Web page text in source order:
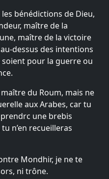
bénédictions de Dieu,
maître de la
maître de la victoire
dessus des intentions
soient pour la guerre ou
du Roum, mais ne
aux Arabes, car tu
une brebis
n’en recueilleras
Mondhir, je ne te
ni trône.